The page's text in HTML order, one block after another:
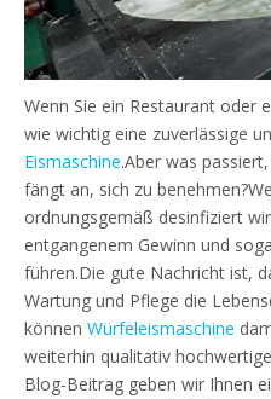
Wenn Sie ein Restaurant oder
wie wichtig eine zuverlässige
Eismaschine.Aber was
fängt an, sich zu
ordnungsgemäß desinfiziert
entgangenem Gewinn und
führen.Die gute Nachricht ist,
Wartung und Pflege die
können Würfeleismaschine
weiterhin qualitativ
Blog-Beitrag geben wir Ihnen